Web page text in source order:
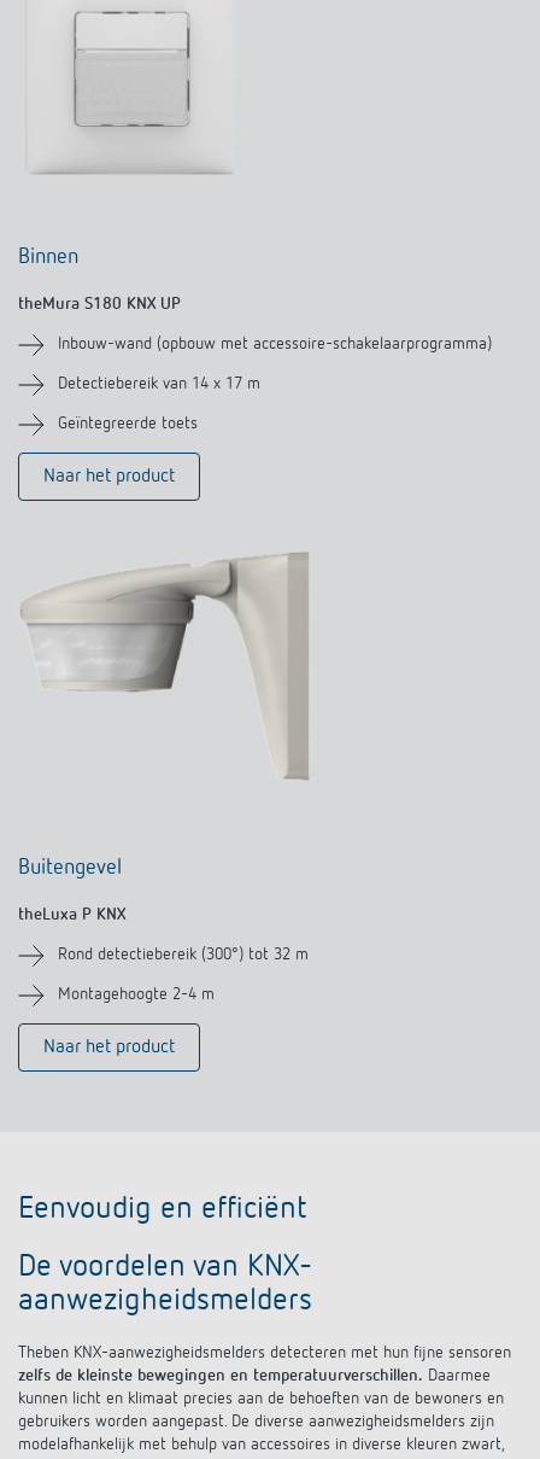
Binnen
theMura S180 KNX UP
Inbouw-wand (opbouw met accessoire-schakelaarprogramma)
Detectiebereik van 14 x 17 m
Geïntegreerde toets
Naar het product
Buitengevel
theLuxa P KNX
Rond detectiebereik (300°) tot 32 m
Montagehoogte 2-4 m
Naar het product
Eenvoudig en efficiënt
De voordelen van KNX-
aanwezigheidsmelders
Theben KNX-aanwezigheidsmelders detecteren met hun fijne sensoren
zelfs de kleinste bewegingen en temperatuurverschillen. Daarmee
kunnen licht en klimaat precies aan de behoeften van de bewoners en
gebruikers worden aangepast. De diverse aanwezigheidsmelders zijn
modelafhankelijk met behulp van accessoires in diverse kleuren zwart,